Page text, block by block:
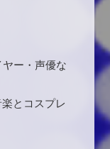
ー・声優な
とコスプレ